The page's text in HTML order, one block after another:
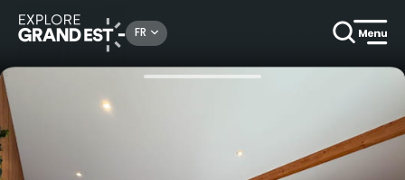
FR
Chambres d’hôtes Nuitée dans "L'Inattendue", suite de standing pour les amoureux des vins